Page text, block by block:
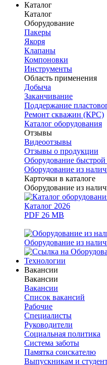
Каталог
Каталог
Оборудование
Пакеры
Якоря
Клапаны
Компоновки
Инструменты
Область применения
Добыча
Заканчивание
Поддержание
Ремонт скважин (КРС)
Каталог оборудования
Отзывы
Видеоотзывы
Отзывы о продукции
Оборудование быстрой
Оборудование из
Карточки в каталоге
Оборудование из
Каталог 2026
PDF 26 MB
Оборудование из
Технологии
Вакансии
Вакансии
Вакансии
Список вакансий
Рабочие
Специалисты
Руководители
Cоциальная политика
Система заботы
Памятка соискателю
Выпускникам и